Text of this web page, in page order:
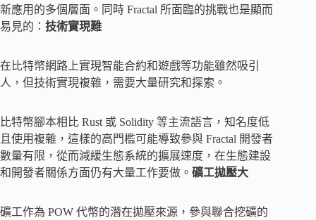
新應用的多個層面。同時 Fractal 所面臨的挑戰也是顯而
易見的： 技術實現難
在比特幣網路上實現智能合約和遊戲等功能雖然吸引
人，但技術實現複雜，需要大量研究和探索。
比特幣腳本相比 Rust 或 Solidity 等主流語言，知名度低
且使用複雜，這樣的高門檻可能導致參與 Fractal 開發者
數量有限，從而減緩生態系統的擴展速度，在生態建設
和開發者關係方面仍有大量工作要做。 礦工拋壓大
礦工作為 POW 代幣的潛在拋壓來源，參與聯合挖礦的